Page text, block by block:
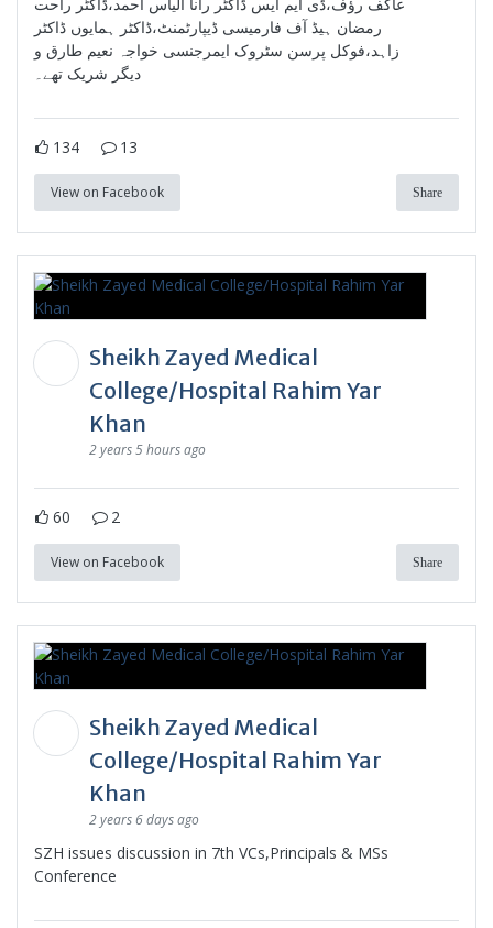
رمضان ہیڈ آف فارمیسی ڈیپارٹمنٹ،ڈاکٹر ہمایوں ڈاکٹر
زاہد،فوکل پرسن سٹروک ایمرجنسی خواجہ نعیم طارق و
دیگر شریک تھے۔
134 13
View on Facebook Share
Sheikh Zayed Medical
College/Hospital Rahim Yar
Khan
2 years 5 hours ago
60 2
View on Facebook Share
Sheikh Zayed Medical
College/Hospital Rahim Yar
Khan
2 years 6 days ago
SZH issues discussion in 7th VCs,Principals & MSs
Conference